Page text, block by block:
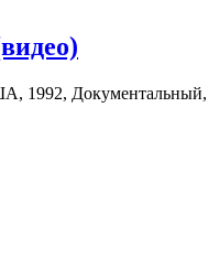
1992, Документальный,